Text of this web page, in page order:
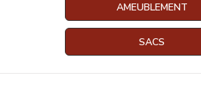
AMEUBLEMENT
SACS